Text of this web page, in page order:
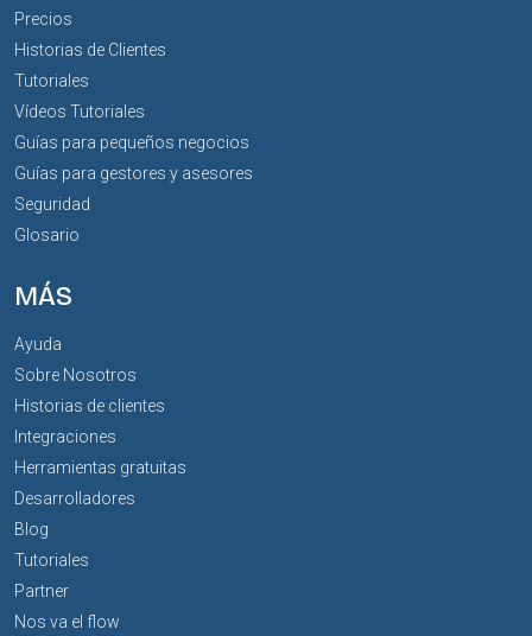
Precios
Historias de Clientes
Tutoriales
Vídeos Tutoriales
Guías para pequeños negocios
Guías para gestores y asesores
Seguridad
Glosario
MÁS
Ayuda
Sobre Nosotros
Historias de clientes
Integraciones
Herramientas gratuitas
Desarrolladores
Blog
Tutoriales
Partner
Nos va el flow